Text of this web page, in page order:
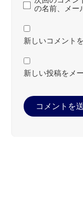
の名前、メー
新しいコメント
新しい投稿をメ